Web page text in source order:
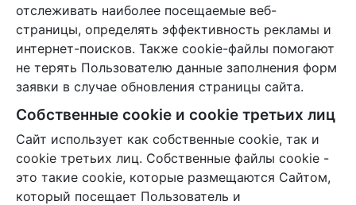
отслеживать наиболее посещаемые веб-
страницы, определять эффективность рекламы и
интернет-поисков. Также cookie-файлы помогают
не терять Пользователю данные заполнения форм
заявки в случае обновления страницы сайта.
Собственные cookie и cookie третьих лиц
Сайт использует как собственные cookie, так и
cookie третьих лиц. Собственные файлы cookie -
это такие cookie, которые размещаются Cайтом,
который посещает Пользователь и